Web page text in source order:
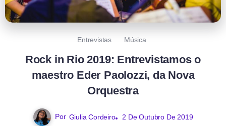
Entrevistas Música
Rock in Rio 2019: Entrevistamos o
maestro Eder Paolozzi, da Nova
Orquestra
Por Giulia Cordeiro 2 De Outubro De 2019